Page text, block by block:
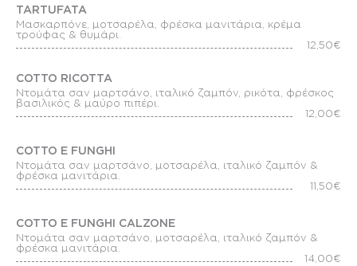
TARTUFATA
Μασκαρπόνε, μοτσαρέλα, φρέσκα μανιτάρια, κρέμα
τρούφας & θυμάρι.
12,50€
COTTO RICOTTA
Ντομάτα σαν μαρτσάνο, ιταλικό ζαμπόν, ρικότα, φρέσκος
βασιλικός & μαύρο πιπέρι.
12,00€
COTTO E FUNGHI
Ντομάτα σαν μαρτσάνο, μοτσαρέλα, ιταλικό ζαμπόν &
φρέσκα μανιτάρια.
11,50€
COTTO E FUNGHI CALZONE
Ντομάτα σαν μαρτσάνο, μοτσαρέλα, ιταλικό ζαμπόν &
φρέσκα μανιτάρια.
14,00€